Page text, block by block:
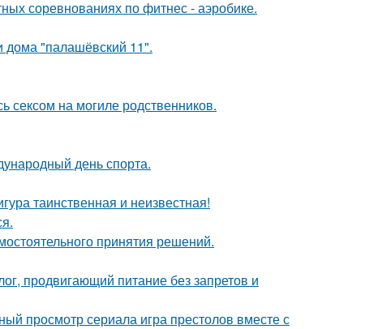
соревнованиях по фитнес - аэробике.
дома "палашёвский 11".
сексом на могиле родственников.
день спорта.
таинственная и неизвестная!
принятия решений.
продвигающий питание без запретов и
просмотр сериала игра престолов вместе с